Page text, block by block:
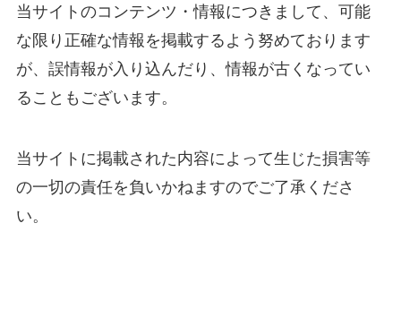
当サイトのコンテンツ・情報につきまして、可能
な限り正確な情報を掲載するよう努めております
が、誤情報が入り込んだり、情報が古くなってい
ることもございます。
当サイトに掲載された内容によって生じた損害等
の一切の責任を負いかねますのでご了承くださ
い。